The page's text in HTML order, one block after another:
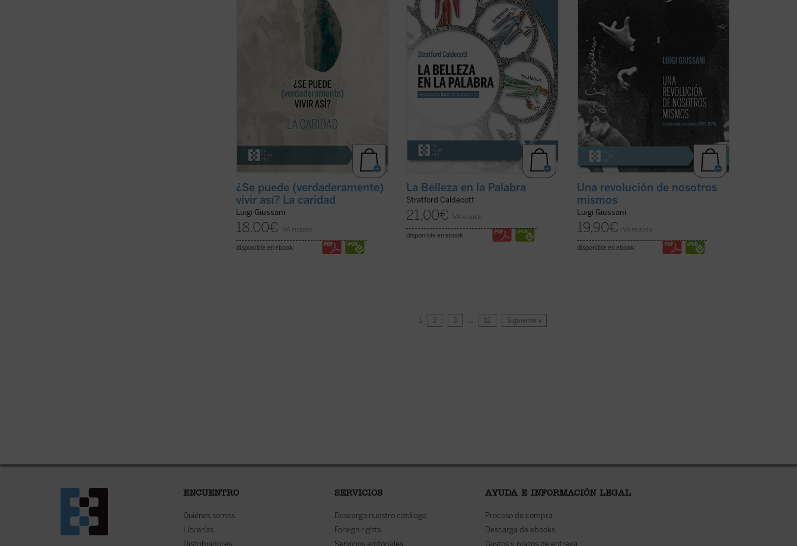
esencial, el sacrificio, y su consecuencia
práctica, la virginidad....(ver ficha)
¿Se puede (verdaderamente)
vivir así? La caridad
Luigi Giussani
18,00€ IVA incluido
disponible en ebook:
interrogantes ¿qué es una buena
educación? o ¿para qué sirve?, Stratford
Caldecott ensaya una respuesta
arrojando una nueva ...(ver ficha)
La Belleza en la Palabra
Stratford Caldecott
21,00€ IVA incluido
disponible en ebook:
Liberación (CL). Se remontan a los años
1968-1970, período en el que la
experiencia nacida de don Giussani en
1954 sufrió una profunda ...
Una revolución de nosotros
mismos
Luigi Giussani
19,90€ IVA incluido
disponible en ebook:
1 2 3 … 12 Siguiente »
ENCUENTRO
Quiénes somos
Librerías
Distribuidores
SERVICIOS
Descarga nuestro catálogo
Foreign rights
Servicios editoriales
AYUDA E INFORMACIÓN LEGAL
Proceso de compra
Descarga de ebooks
Gastos y plazos de entrega